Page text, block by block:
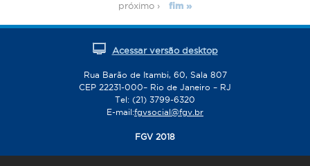
á
próximo ›
fim »
Acessar versão desktop
Rua Barão de Itambi, 60, Sala 807
CEP 22231-000– Rio de Janeiro – RJ
Tel: (21) 3799-6320
E-mail:fgvsocial@fgv.br
FGV 2018